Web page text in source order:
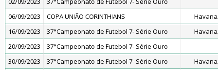
06/09/2023
COPA UNIÃO CORINTHIANS
16/09/2023
37°Campeonato de Futebol 7- Série Ouro
20/09/2023
37°Campeonato de Futebol 7- Série Ouro
30/09/2023
37°Campeonato de Futebol 7- Série Ouro